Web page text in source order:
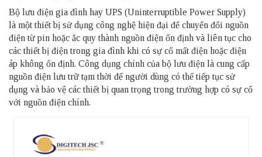
Bộ lưu điện gia đình hay UPS (Uninterruptible Power Supply)
là một thiết bị sử dụng công nghệ hiện đại để chuyển đổi nguồn
điện từ pin hoặc ắc quy thành nguồn điện ổn định và liên tục cho
các thiết bị điện trong gia đình khi có sự cố mất điện hoặc điện
áp không ổn định. Công dụng chính của bộ lưu điện là cung cấp
nguồn điện lưu trữ tạm thời để người dùng có thể tiếp tục sử
dụng và bảo vệ các thiết bị quan trọng trong trường hợp có sự cố
với nguồn điện chính.